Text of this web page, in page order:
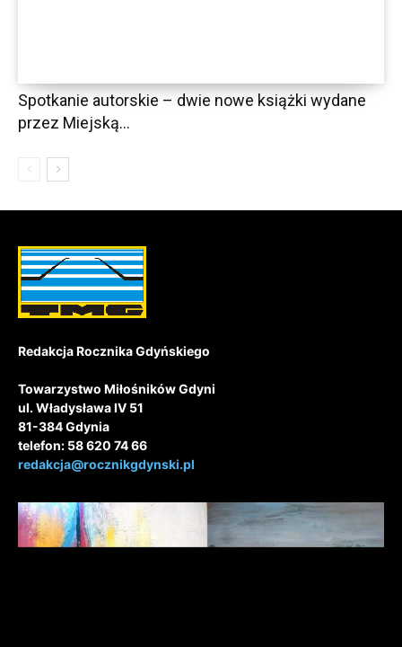
Spotkanie autorskie – dwie nowe książki wydane
przez Miejską...
Redakcja Rocznika Gdyńskiego
Towarzystwo Miłośników Gdyni
ul. Władysława IV 51
81-384 Gdynia
telefon: 58 620 74 66
redakcja@rocznikgdynski.pl